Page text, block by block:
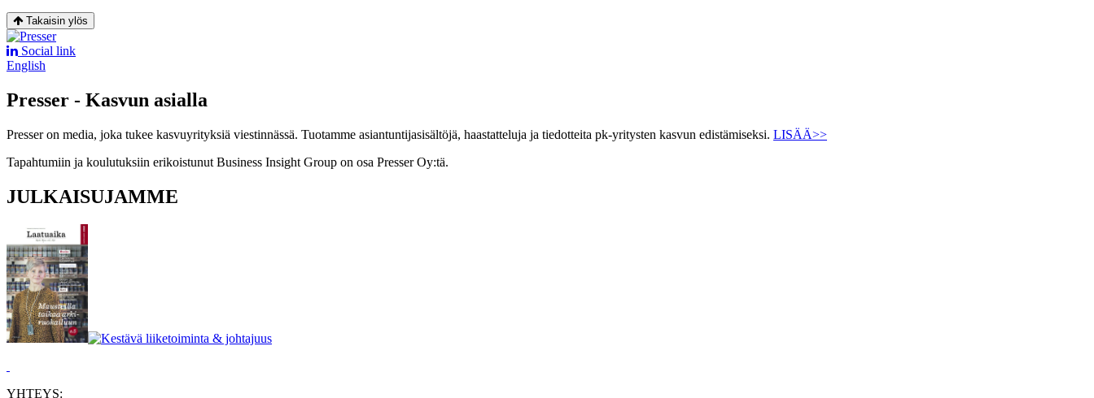
Takaisin ylös
Social link
English
Presser - Kasvun asialla
Presser on media, joka tukee kasvuyrityksiä viestinnässä. Tuotamme asiantuntijasisältöjä, haastatteluja ja tiedotteita pk-yritysten kasvun edistämiseksi. LISÄÄ>>
Tapahtumiin ja koulutuksiin erikoistunut Business Insight Group on osa Presser Oy:tä.
JULKAISUJAMME
YHTEYS: